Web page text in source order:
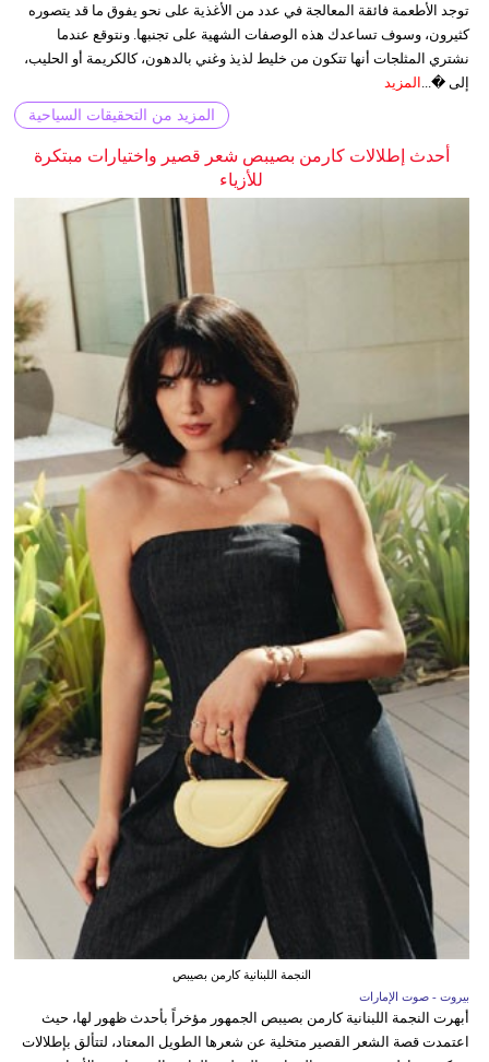
توجد الأطعمة فائقة المعالجة في عدد من الأغذية على نحو يفوق ما قد يتصوره
كثيرون، وسوف تساعدك هذه الوصفات الشهية على تجنبها. ونتوقع عندما
نشتري المثلجات أنها تتكون من خليط لذيذ وغني بالدهون، كالكريمة أو الحليب،
إلى �... المزيد
المزيد من التحقيقات السياحية
أحدث إطلالات كارمن بصيبص شعر قصير واختيارات مبتكرة
للأزياء
النجمة اللبنانية كارمن بصيبص
بيروت - صوت الإمارات
أبهرت النجمة اللبنانية كارمن بصيبص الجمهور مؤخراً بأحدث ظهور لها، حيث
اعتمدت قصة الشعر القصير متخلية عن شعرها الطويل المعتاد، لتتألق بإطلالات